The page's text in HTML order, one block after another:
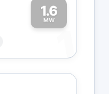
1.6
MW
1